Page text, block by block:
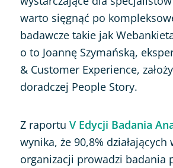
warto sięgnąć po
badawcze takie jak
o to Joannę Szymańską,
& Customer Experience,
doradczej People Story.
Z raportu V Edycji Badania
wynika, że 90,8% działających
organizacji prowadzi badania